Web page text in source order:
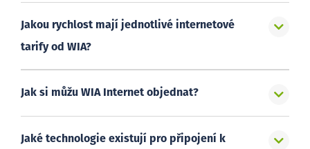
Jakou rychlost mají jednotlivé internetové
tarify od WIA?
Jak si můžu WIA Internet objednat?
Jaké technologie existují pro připojení k